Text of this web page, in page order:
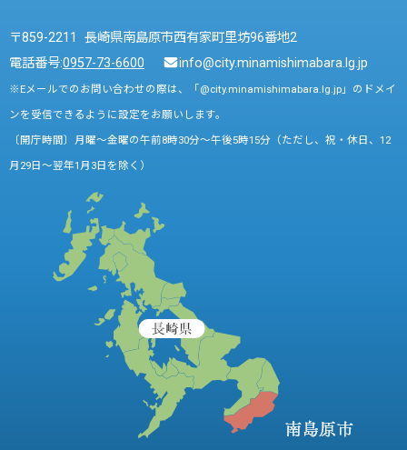
〒859-2211 長崎県南島原市西有家町里坊96番地2
電話番号:0957-73-6600 info@city.minamishimabara.lg.jp
※Eメールでのお問い合わせの際は、「@city.minamishimabara.lg.jp」のドメイ
ンを受信できるように設定をお願いします。
〔開庁時間〕月曜～金曜の午前8時30分～午後5時15分（ただし、祝・休日、12
月29日～翌年1月3日を除く）